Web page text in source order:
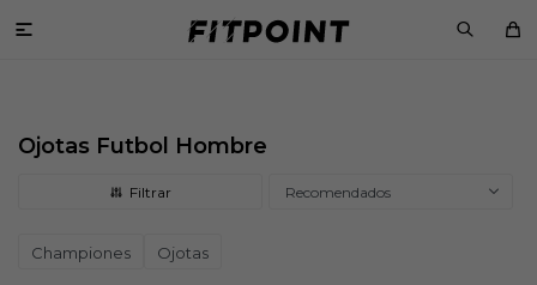

Ojotas Futbol Hombre
Recomendados
Championes Ojotas